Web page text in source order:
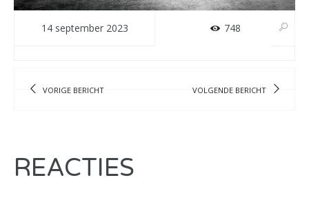
14 september 2023 748
VORIGE BERICHT VOLGENDE BERICHT
REACTIES